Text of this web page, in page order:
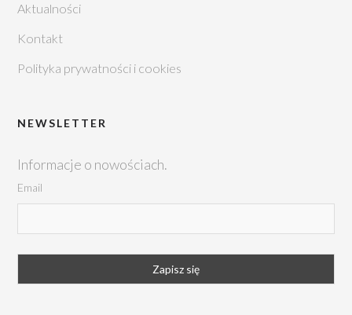
Aktualności
Kontakt
Polityka prywatności i cookies
NEWSLETTER
Informacje o nowościach.
Email